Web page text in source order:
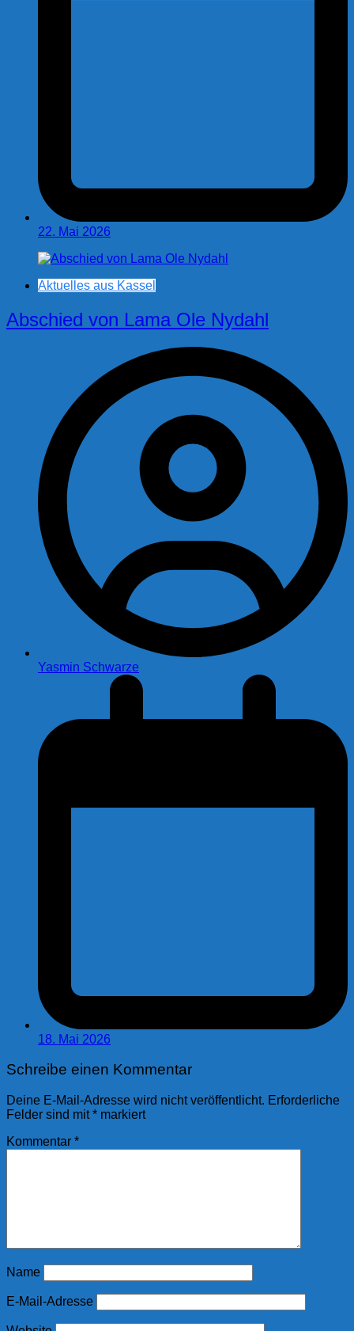
22. Mai 2026
Aktuelles aus Kassel
Abschied von Lama Ole Nydahl
Yasmin Schwarze
18. Mai 2026
Schreibe einen Kommentar
Deine E-Mail-Adresse wird nicht veröffentlicht. Erforderliche
Felder sind mit* markiert
Kommentar *
Name
E-Mail-Adresse